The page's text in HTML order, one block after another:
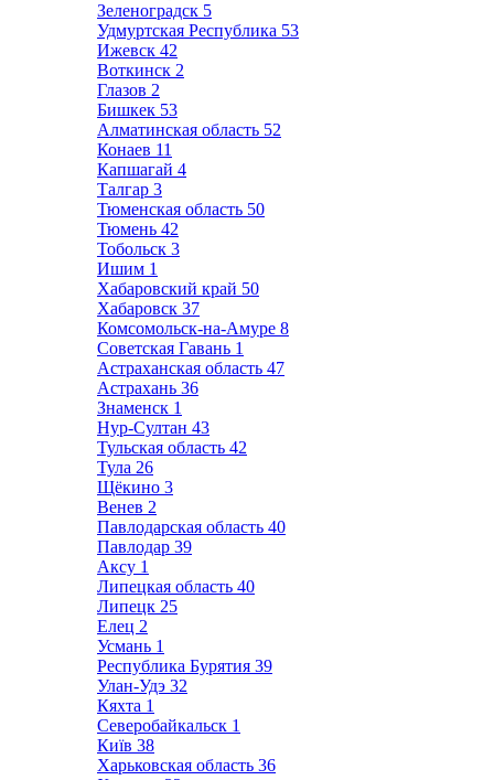
Зеленоградск 5
Удмуртская Республика 53
Ижевск 42
Воткинск 2
Глазов 2
Бишкек 53
Алматинская область 52
Конаев 11
Капшагай 4
Талгар 3
Тюменская область 50
Тюмень 42
Тобольск 3
Ишим 1
Хабаровский край 50
Хабаровск 37
Комсомольск-на-Амуре 8
Советская Гавань 1
Астраханская область 47
Астрахань 36
Знаменск 1
Нур-Султан 43
Тульская область 42
Тула 26
Щёкино 3
Венев 2
Павлодарская область 40
Павлодар 39
Аксу 1
Липецкая область 40
Липецк 25
Елец 2
Усмань 1
Республика Бурятия 39
Улан-Удэ 32
Кяхта 1
Северобайкальск 1
Київ 38
Харьковская область 36